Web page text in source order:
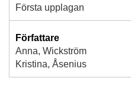
Första upplagan
Författare
Anna, Wickström
Kristina, Åsenius